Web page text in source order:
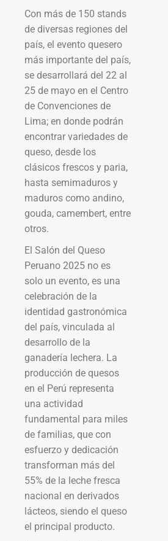
Con más de 150 stands
de diversas regiones del
país, el evento quesero
más importante del país,
se desarrollará del 22 al
25 de mayo en el Centro
de Convenciones de
Lima; en donde podrán
encontrar variedades de
queso, desde los
clásicos frescos y paria,
hasta semimaduros y
maduros como andino,
gouda, camembert, entre
otros.
El Salón del Queso
Peruano 2025 no es
solo un evento, es una
celebración de la
identidad gastronómica
del país, vinculada al
desarrollo de la
ganadería lechera. La
producción de quesos
en el Perú representa
una actividad
fundamental para miles
de familias, que con
esfuerzo y dedicación
transforman más del
55% de la leche fresca
nacional en derivados
lácteos, siendo el queso
el principal producto.